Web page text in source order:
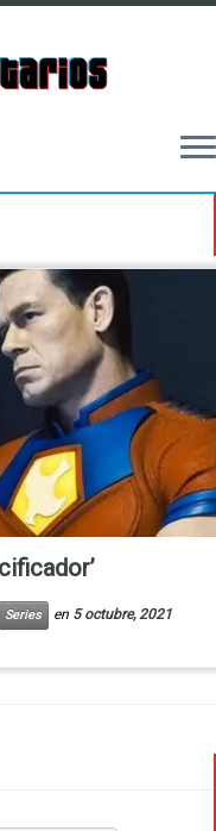
Series en 5 octubre, 2021